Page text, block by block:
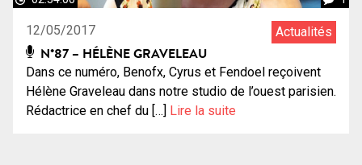
12/05/2017 Actualités
N°87 – HÉLÈNE GRAVELEAU
Dans ce numéro, Benofx, Cyrus et Fendoel reçoivent
Hélène Graveleau dans notre studio de l’ouest parisien.
Rédactrice en chef du […]
Lire la suite